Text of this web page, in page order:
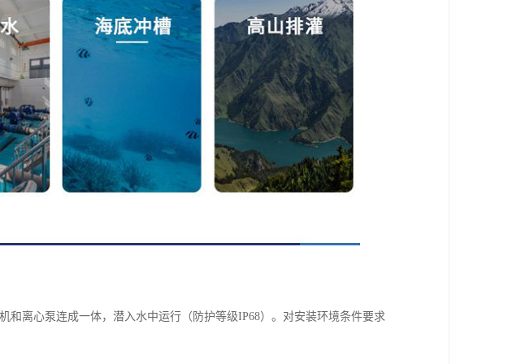
和离心泵连成一体，潜入水中运行（防护等级IP68）。对安装环境条件要求